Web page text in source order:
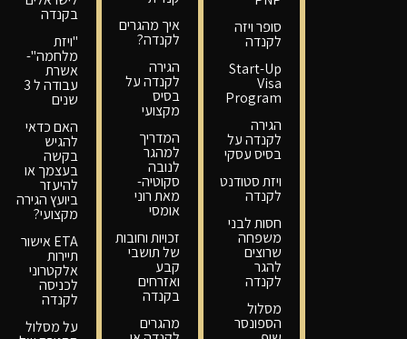
סופר ויזה
לקנדה
Start-Up
Visa
Program
הגירה
לקנדה על
בסיס עסקי
ויזת סטודנט
לקנדה
חסות לבני
משפחה
שרוצים
להגר
לקנדה
מסלול
הספונסר
איך מהגרים
לקנדה?
הגירה
לקנדה על
בסיס
מקצועי
המדריך
למהגר
לנובה
סקוטיה-
מאת רוני
אומסי
זכויות וחובות
של תושבי
קבע
ואזרחים
בקנדה
מהגרים
בקנדה
"ויזת
מלחמה"-
אשרת
עבודה ל 3
שנים
האם כדאי
להגיש
בקשה
בעצמך או
להיעזר
ביועץ הגירה
מקצועי?
ETA אישור
תיירות
אלקטרוני
לכניסה
לקנדה
על מסלול